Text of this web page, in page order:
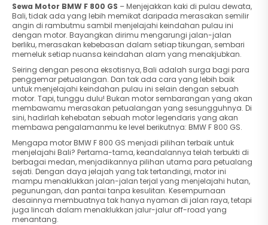
Sewa Motor BMW F 800 GS – Menjejakkan kaki di pulau dewata,
Bali, tidak ada yang lebih memikat daripada merasakan semilir
angin di rambutmu sambil menjelajahi keindahan pulau ini
dengan motor. Bayangkan dirimu mengarungi jalan-jalan
berliku, merasakan kebebasan dalam setiap tikungan, sembari
memeluk setiap nuansa keindahan alam yang menakjubkan.
Seiring dengan pesona eksotisnya, Bali adalah surga bagi para
penggemar petualangan. Dan tak ada cara yang lebih baik
untuk menjelajahi keindahan pulau ini selain dengan sebuah
motor. Tapi, tunggu dulu! Bukan motor sembarangan yang akan
membawamu merasakan petualangan yang sesungguhnya. Di
sini, hadirlah kehebatan sebuah motor legendaris yang akan
membawa pengalamanmu ke level berikutnya: BMW F 800 GS.
Mengapa motor BMW F 800 GS menjadi pilihan terbaik untuk
menjelajahi Bali? Pertama-tama, keandalannya telah terbukti di
berbagai medan, menjadikannya pilihan utama para petualang
sejati. Dengan daya jelajah yang tak tertandingi, motor ini
mampu menaklukkan jalan-jalan terjal yang menjelajahi hutan,
pegunungan, dan pantai tanpa kesulitan. Kesempurnaan
desainnya membuatnya tak hanya nyaman di jalan raya, tetapi
juga lincah dalam menaklukkan jalur-jalur off-road yang
menantang.